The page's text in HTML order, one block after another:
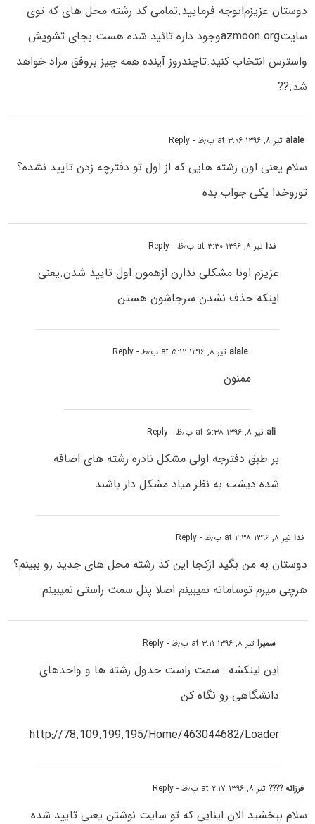
دوستان عزیزم!توجه فرمایید.تمامی کد رشته محل های که توی
سایتazmoon.orgوجود داره تائید شده هست.بجای تشویش
واسترس انتخاب کنید.تاچندروز آینده همه چیز بروفق مراد خواهد
شد.??
alale تیر ۸, ۱۳۹۶ at ۳:۰۶ ب٫ظ - Reply
سلام یعنی اون رشته هایی که از اول تو دفترچه زدن تایید نشده؟
توروخدا یکی جواب بده
نداتیر ۸, ۱۳۹۶ at ۳:۳۰ ب٫ظ - Reply
عزیزم اونا مشکلی ندارن ازهمون اول تایید شدن.یعنی
اینکه حذف نشدن سرجاشون هستن
alale تیر ۸, ۱۳۹۶ at ۵:۱۲ ب٫ظ - Reply
ممنون
ali تیر ۸, ۱۳۹۶ at ۵:۳۸ ب٫ظ - Reply
بر طبق دفترجه اولی مشکل نادره رشته هاى اضافه
شده دیشب به نظر میاد مشکل دار باشند
نداتیر ۸, ۱۳۹۶ at ۲:۳۸ ب٫ظ - Reply
دوستان به من بگید ازکجا این کد رشته محل های جدید رو ببینم؟
هرچی میرم توسامانه نمیبینم اصلا پنل سمت راستی نمیبینم
سمیراتیر ۸, ۱۳۹۶ at ۳:۱۱ ب٫ظ - Reply
این لینکشه : سمت راست جدول رشته ها و واحدهای
دانشگاهی رو نگاه کن
http://78.109.199.195/Home/463044682/Loader
فرزانه ????تیر ۸, ۱۳۹۶ at ۲:۱۷ ب٫ظ - Reply
سلام ببخشید الان اینایی که تو سایت نوشتن یعنی تایید شده